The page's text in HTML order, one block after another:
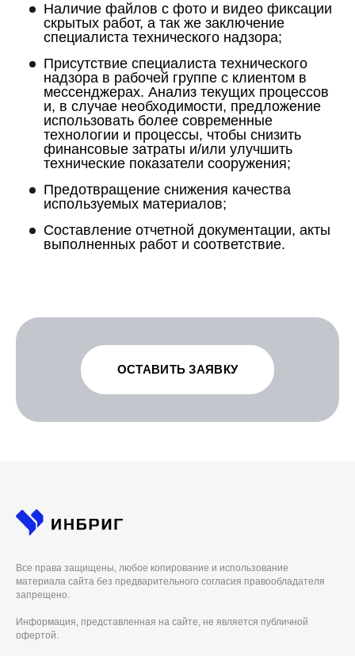
Наличие файлов с фото и видео фиксации
скрытых работ, а так же заключение
специалиста технического надзора;
Присутствие специалиста технического
надзора в рабочей группе с клиентом в
мессенджерах. Анализ текущих процессов
и, в случае необходимости, предложение
использовать более современные
технологии и процессы, чтобы снизить
финансовые затраты и/или улучшить
технические показатели сооружения;
Предотвращение снижения качества
используемых материалов;
Составление отчетной документации, акты
выполненных работ и соответствие.
ОСТАВИТЬ ЗАЯВКУ
Все права защищены, любое копирование и использование
материала сайта без предварительного согласия правообладателя
запрещено.
Информация, представленная на сайте, не является публичной
офертой.